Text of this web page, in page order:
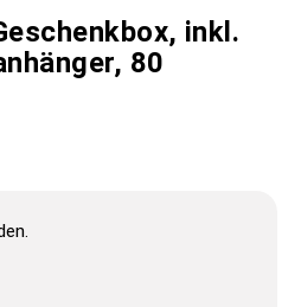
inkl.
80